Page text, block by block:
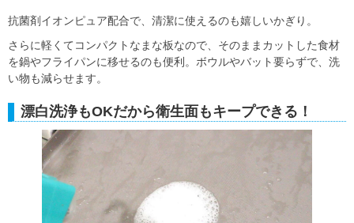
抗菌剤イオンピュア配合で、清潔に使えるのも嬉しいかぎり。
さらに軽くてコンパクトなまな板なので、そのままカットした食材
を鍋やフライパンに移せるのも便利。ボウルやバット要らずで、洗
い物も減らせます。
漂白洗浄もOKだから衛生面もキープできる！